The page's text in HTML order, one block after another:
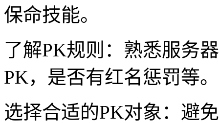
保命技能。
了解PK规则：熟悉服务
PK，是否有红名惩罚等
选择合适的PK对象：避